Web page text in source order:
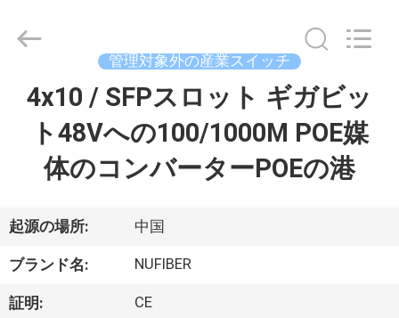
ダ
ク
ト
2021
Technology
管理対象外の産業スイッチ
4x10 / SFPスロット ギガビッ
ト48Vへの100/1000M POE媒
体のコンバーターPOEの港
起源の場所: 中国
ブランド名: NUFIBER
証明: CE